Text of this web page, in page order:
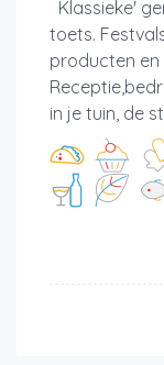
Klassieke'
toets.
producten en
in je tuin, de